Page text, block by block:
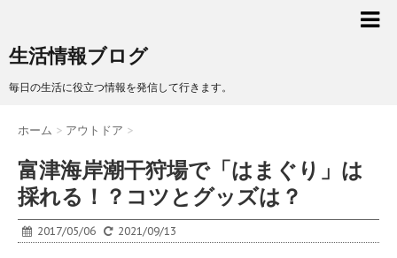
生活情報ブログ
毎日の生活に役立つ情報を発信して行きます。
ホーム > アウトドア >
富津海岸潮干狩場で「はまぐり」は
採れる！？コツとグッズは？
2017/05/06 2021/09/13